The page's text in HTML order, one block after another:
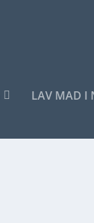
LAV MAD I